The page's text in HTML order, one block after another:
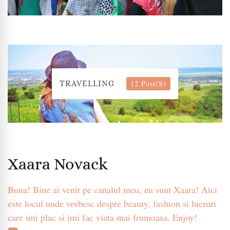
TRAVELLING 12 Post(s)
Xaara Novack
Buna! Bine ai venit pe canalul meu, eu sunt Xaara! Aici
este locul unde vorbesc despre beauty, fashion si lucruri
care imi plac si imi fac viata mai frumoasa. Enjoy!